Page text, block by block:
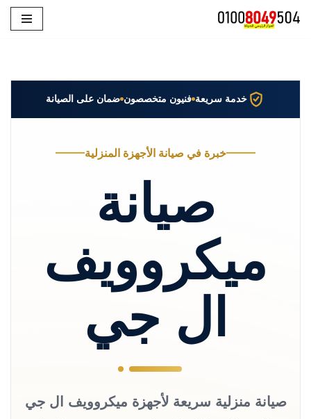
خدمة سريعة فنيون متخصصون ضمان على الصيانة
خبرة في صيانة الأجهزة المنزلية
صيانة
ميكروويف
ال جي
صيانة منزلية سريعة لأجهزة ميكروويف ال جي